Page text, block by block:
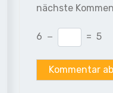
nächste
6 − = 5